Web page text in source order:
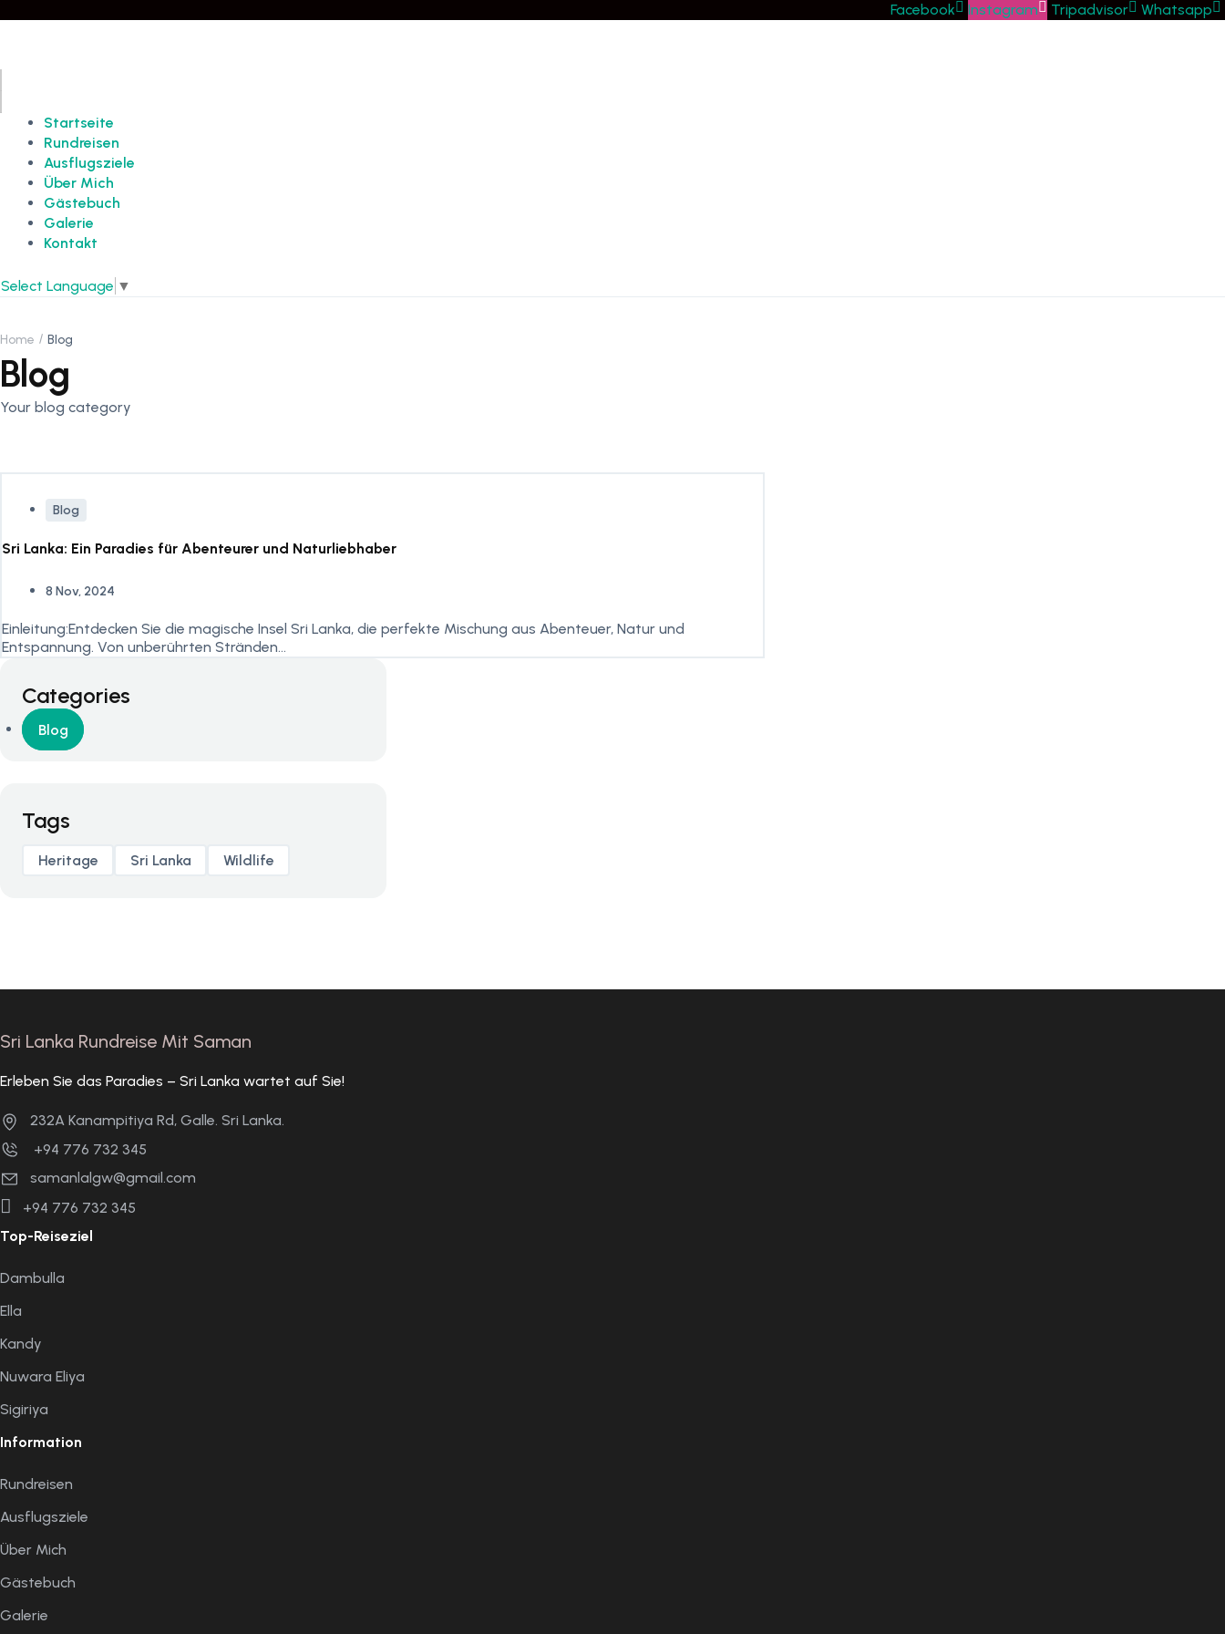
Facebook Instagram Tripadvisor Whatsapp
Startseite
Rundreisen
Ausflugsziele
Über Mich
Gästebuch
Galerie
Kontakt
Select Language ▼
Home Blog
Blog
Your blog category
Blog
Sri Lanka: Ein Paradies für Abenteurer und Naturliebhaber
8 Nov, 2024
Einleitung:Entdecken Sie die magische Insel Sri Lanka, die perfekte Mischung aus Abenteuer, Natur und
Entspannung. Von unberührten Stränden...
Categories
Blog
Tags
Heritage Sri Lanka Wildlife
Sri Lanka Rundreise Mit Saman
Erleben Sie das Paradies – Sri Lanka wartet auf Sie!
232A Kanampitiya Rd, Galle. Sri Lanka.
+94 776 732 345
samanlalgw@gmail.com
+94 776 732 345
Top-Reiseziel
Dambulla
Ella
Kandy
Nuwara Eliya
Sigiriya
Information
Rundreisen
Ausflugsziele
Über Mich
Gästebuch
Galerie